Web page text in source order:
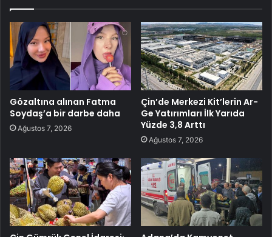
Gözaltına alınan Fatma
Soydaş’a bir darbe daha
Ağustos 7, 2026
Çin’de Merkezi Kit’lerin Ar-
Ge Yatırımları İlk Yarıda
Yüzde 3,8 Arttı
Ağustos 7, 2026